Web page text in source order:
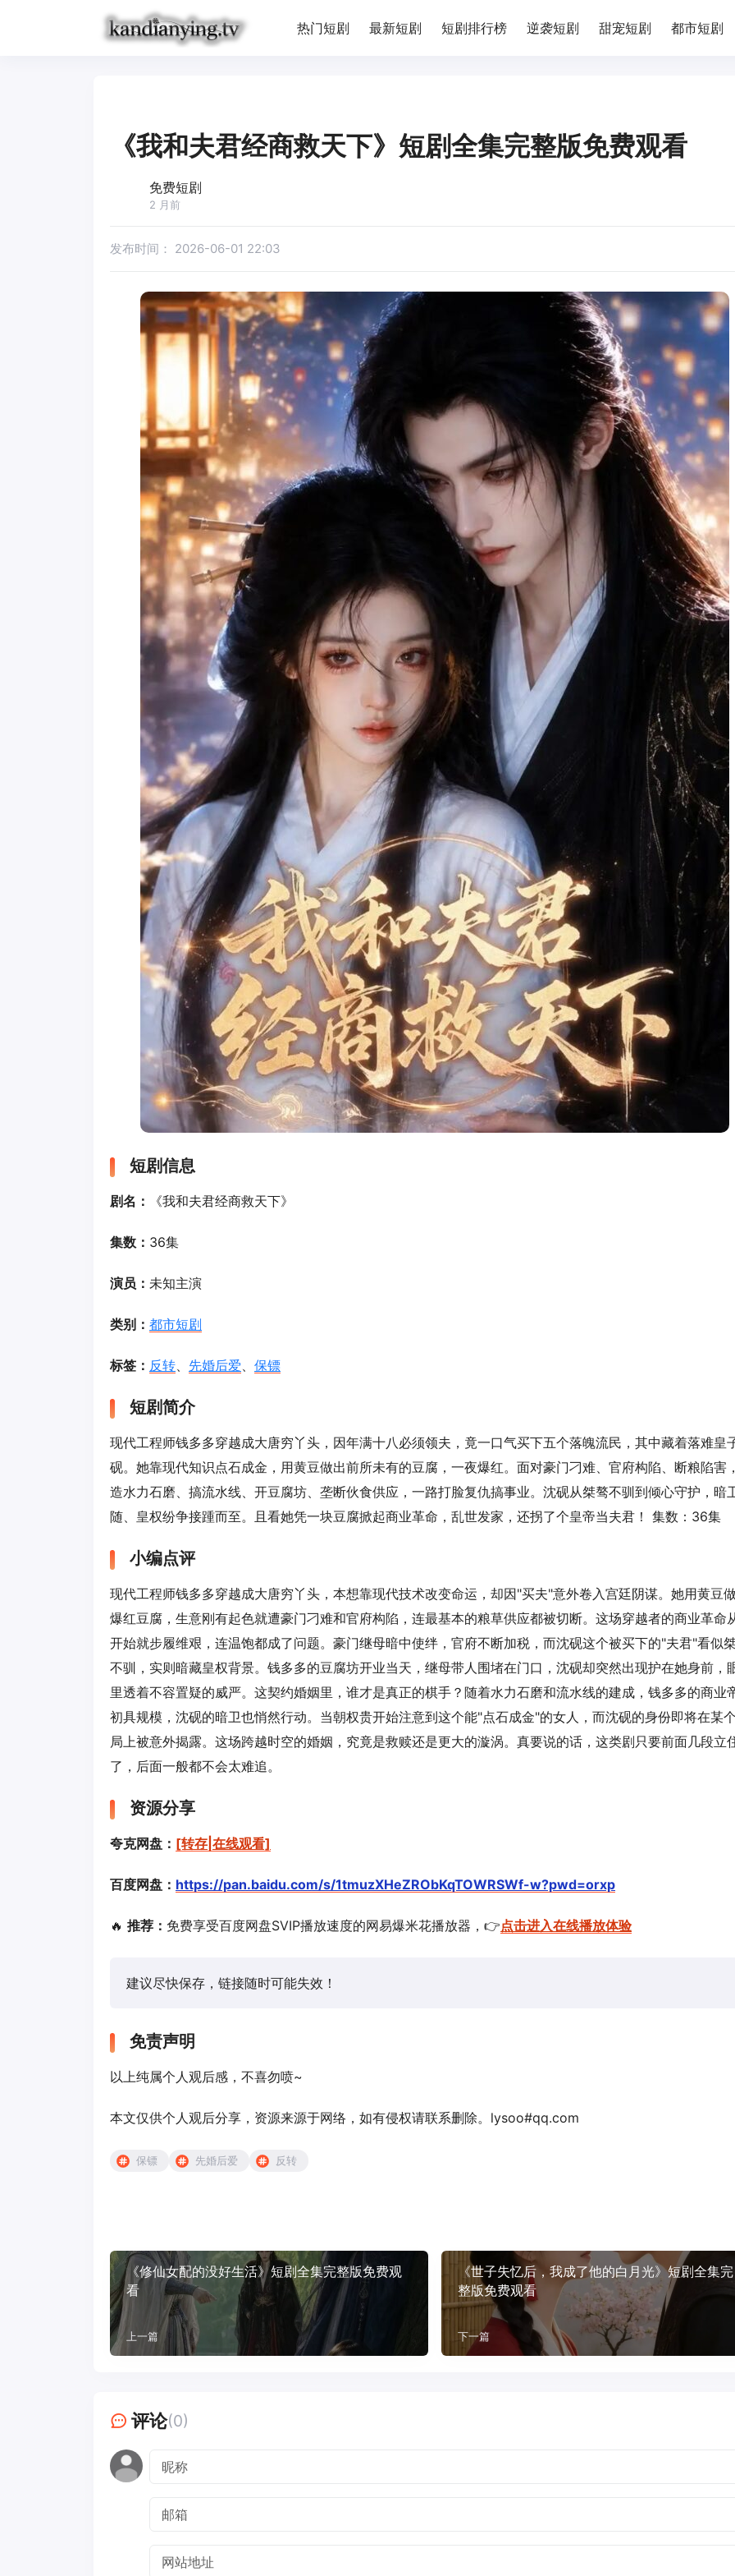
热门短剧 最新短剧 短剧排行榜 逆袭短剧 甜宠短剧 都市短剧
《我和夫君经商救天下》短剧全集完整版免费观看
免费短剧
2 月前
发布时间： 2026-06-01 22:03
短剧信息
剧名： 《我和夫君经商救天下》
集数： 36集
演员： 未知主演
类别： 都市短剧
标签： 反转、 先婚后爱、 保镖
短剧简介
现代工程师钱多多穿越成大唐穷丫头，因年满十八必须领夫，竟一口气买下五个落魄流民，其中藏着落难皇
砚。她靠现代知识点石成金，用黄豆做出前所未有的豆腐，一夜爆红。面对豪门刁难、官府构陷、断粮陷害
造水力石磨、搞流水线、开豆腐坊、垄断伙食供应，一路打脸复仇搞事业。沈砚从桀骜不驯到倾心守护，暗
随、皇权纷争接踵而至。且看她凭一块豆腐掀起商业革命，乱世发家，还拐了个皇帝当夫君！ 集数：36集
小编点评
现代工程师钱多多穿越成大唐穷丫头，本想靠现代技术改变命运，却因"买夫"意外卷入宫廷阴谋。她用黄豆
爆红豆腐，生意刚有起色就遭豪门刁难和官府构陷，连最基本的粮草供应都被切断。这场穿越者的商业革命
开始就步履维艰，连温饱都成了问题。豪门继母暗中使绊，官府不断加税，而沈砚这个被买下的"夫君"看似
不驯，实则暗藏皇权背景。钱多多的豆腐坊开业当天，继母带人围堵在门口，沈砚却突然出现护在她身前，
里透着不容置疑的威严。这契约婚姻里，谁才是真正的棋手？随着水力石磨和流水线的建成，钱多多的商业
初具规模，沈砚的暗卫也悄然行动。当朝权贵开始注意到这个能"点石成金"的女人，而沈砚的身份即将在某
局上被意外揭露。这场跨越时空的婚姻，究竟是救赎还是更大的漩涡。真要说的话，这类剧只要前面几段立
了，后面一般都不会太难追。
资源分享
夸克网盘： [转存|在线观看]
百度网盘： https://pan.baidu.com/s/1tmuzXHeZRObKqTOWRSWf-w?pwd=orxp
🔥 推荐： 免费享受百度网盘SVIP播放速度的网易爆米花播放器，👉点击进入在线播放体验
建议尽快保存，链接随时可能失效！
免责声明
以上纯属个人观后感，不喜勿喷~
本文仅供个人观后分享，资源来源于网络，如有侵权请联系删除。lysoo#qq.com
保镖 先婚后爱 反转
《修仙女配的没好生活》短剧全集完整版免费观
看
上一篇
《世子失忆后，我成了他的白月光》短剧全集完
整版免费观看
下一篇
评论(0)